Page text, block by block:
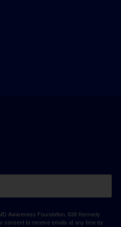
Awareness Foundation, 638 Kennedy
consent to receive emails at any time by